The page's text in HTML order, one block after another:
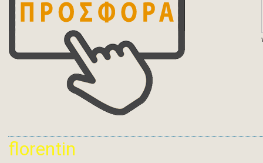
florentin